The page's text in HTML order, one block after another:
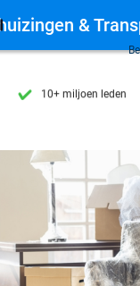
7 dagen per week
7 dagen per week
10+ miljoen leden
&